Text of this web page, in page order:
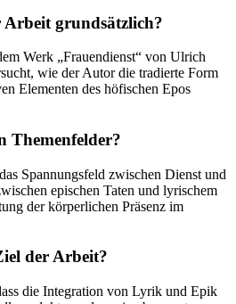
Arbeit grundsätzlich?
Werk „Frauendienst“ von Ulrich
wie der Autor die tradierte Form
Elementen des höfischen Epos
Themenfelder?
Spannungsfeld zwischen Dienst und
epischen Taten und lyrischem
der körperlichen Präsenz im
der Arbeit?
die Integration von Lyrik und Epik